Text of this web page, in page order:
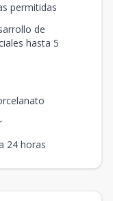
permitidas
de
hasta 5
24 horas